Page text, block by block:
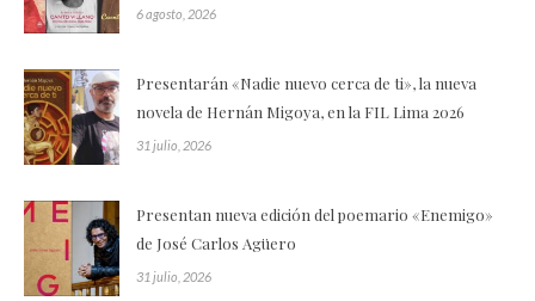
6 agosto, 2026
Presentarán «Nadie nuevo cerca de ti», la nueva
novela de Hernán Migoya, en la FIL Lima 2026
31 julio, 2026
Presentan nueva edición del poemario «Enemigo»
de José Carlos Agüero
31 julio, 2026